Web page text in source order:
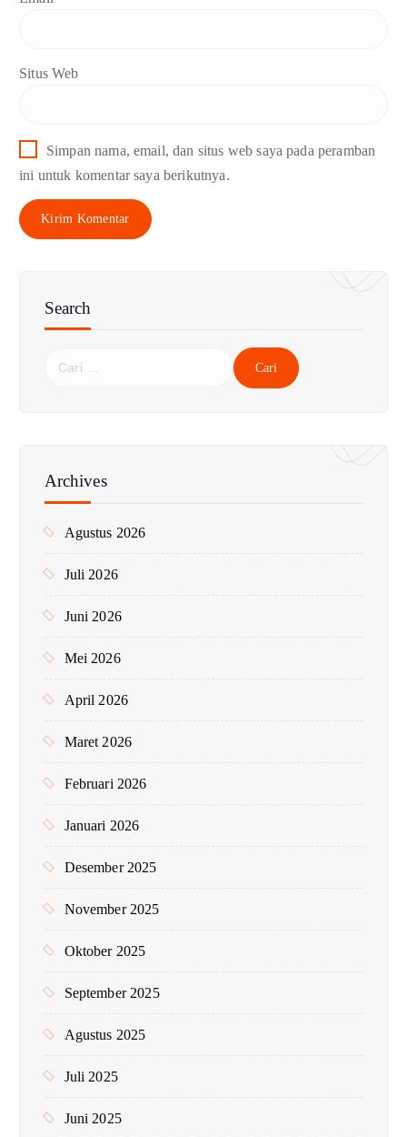
Situs Web
Simpan nama, email, dan situs web saya pada peramban
ini untuk komentar saya berikutnya.
Search
n
k
Archives
Agustus 2026
Juli 2026
Juni 2026
Mei 2026
April 2026
Maret 2026
Februari 2026
Januari 2026
Desember 2025
November 2025
Oktober 2025
September 2025
Agustus 2025
Juli 2025
Juni 2025